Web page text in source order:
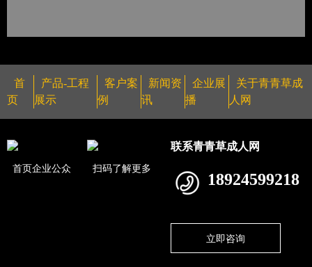
首
页
产品-工程
展示
客户案
例
新闻资
讯
企业展
播
关于青青草成
人网
首页企业公众 扫码了解更多
联系青青草成人网
18924599218
立即咨询